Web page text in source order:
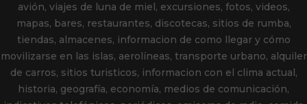
avión, viajes de luna de miel, excursiones, fotos, videos,
mapas, bares, restaurantes, discotecas, sitios de rumba,
tiendas, almacenes, informacion de como llegar y cómo
movilizarse en las islas, aerolíneas, transporte urbano, alquiler
de carros, sitios turisticos, informacion con el clima actual,
historia, geografía, economía, medios de comunicación,